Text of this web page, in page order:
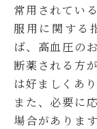
常用されてい
服用に関する
ば、高血圧の
断薬される方
は好ましくあ
また、必要に
場合がありま